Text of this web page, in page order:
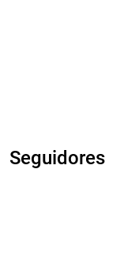
Seguidores